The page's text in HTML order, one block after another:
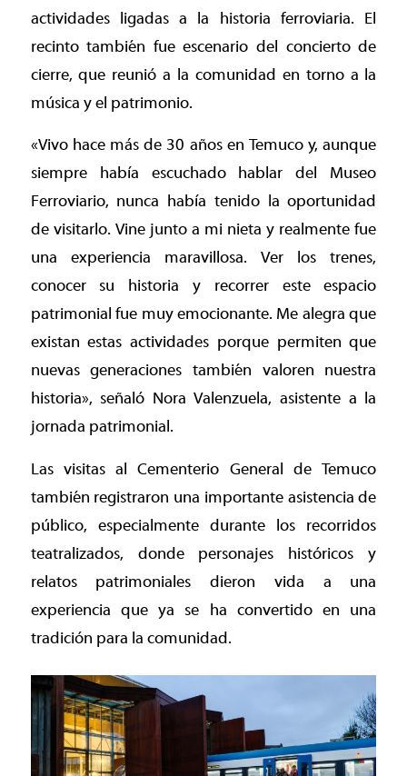
actividades ligadas a la historia ferroviaria. El
recinto también fue escenario del concierto de
cierre, que reunió a la comunidad en torno a la
música y el patrimonio.
«Vivo hace más de 30 años en Temuco y, aunque
siempre había escuchado hablar del Museo
Ferroviario, nunca había tenido la oportunidad
de visitarlo. Vine junto a mi nieta y realmente fue
una experiencia maravillosa. Ver los trenes,
conocer su historia y recorrer este espacio
patrimonial fue muy emocionante. Me alegra que
existan estas actividades porque permiten que
nuevas generaciones también valoren nuestra
historia», señaló Nora Valenzuela, asistente a la
jornada patrimonial.
Las visitas al Cementerio General de Temuco
también registraron una importante asistencia de
público, especialmente durante los recorridos
teatralizados, donde personajes históricos y
relatos patrimoniales dieron vida a una
experiencia que ya se ha convertido en una
tradición para la comunidad.